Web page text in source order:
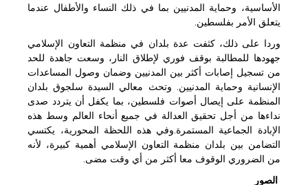
الأساسية، وحماية المدنيين بما في ذلك النساء والأطفال عندما
يتعلق الأمر بفلسطين.
وردا على ذلك، كثفت عدة بلدان في منظمة التعاون الإسلامي
جهودها للمطالبة بوقف فوري لإطلاق النار، وسعت جاهدة للحد
من تسجيل إصابات أكثر بين المدنيين وضمان وصول المساعدات
الإنسانية وحماية المدنيين. وتحث معالي السيدة سلجوق بلدان
المنظمة على إيصال أصوات فلسطين، بما يكفل أن يتردد صدى
نداءها من أجل تحقيق العدالة في جميع أنحاء العالم وسط هذه
الإبادة الجماعية المستمرة.وفي هذه اللحظة المحورية، يكتسي
التضامن بين بلدان منظمة التعاون الإسلامي أهمية كبيرة، لأنه
من الضروري الوقوف معا أكثر من أي وقت مضى.
الصور